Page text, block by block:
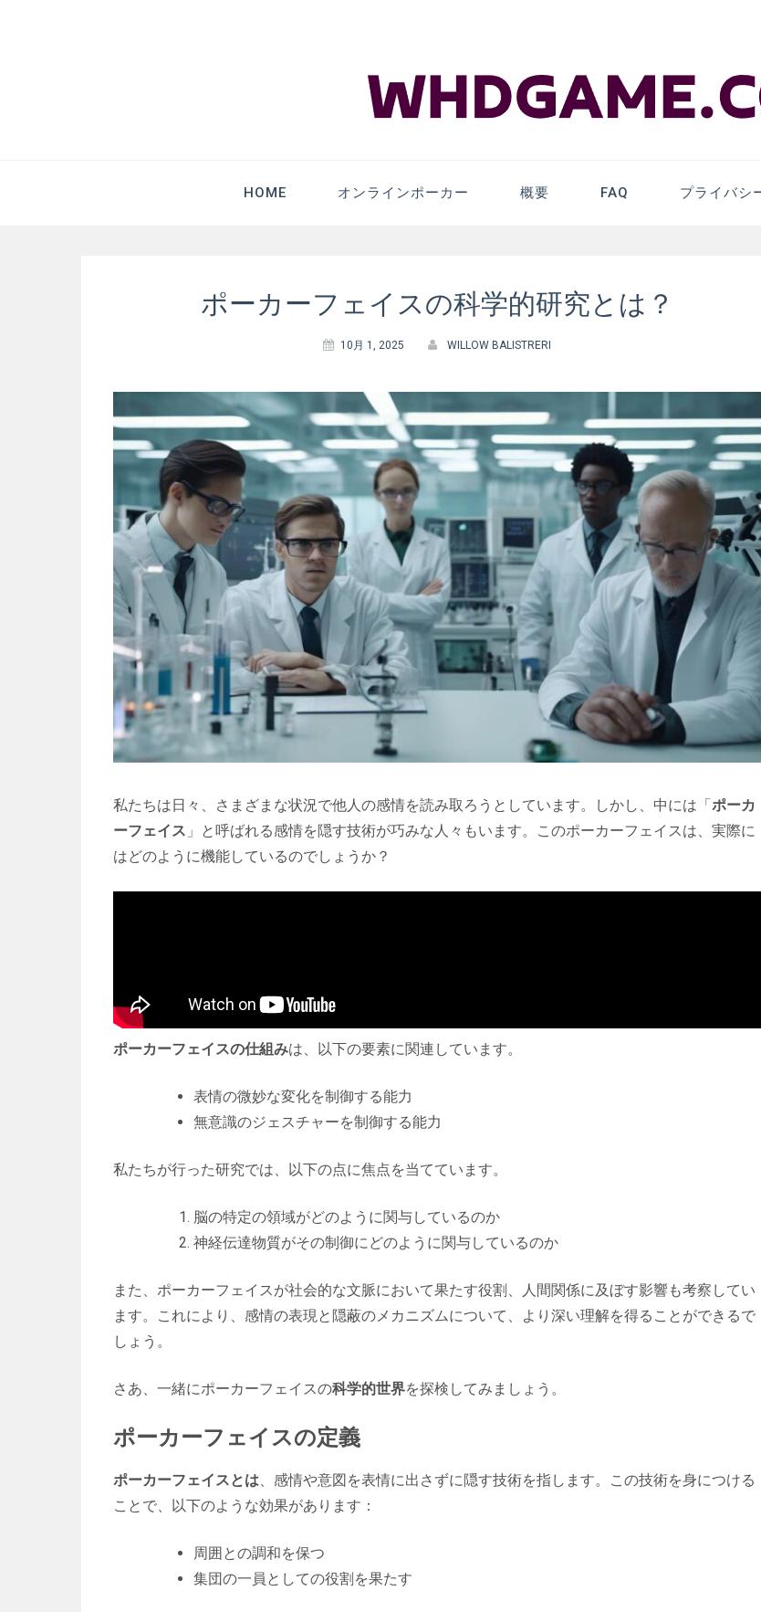
WHDGame.com – Online
HOME オンラインポーカー 概要 FAQ プライバシ
ポーカーフェイスの科学的研究とは？
10月 1, 2025 WILLOW BALISTRERI
私たちは日々、さまざまな状況で他人の感情を読み取ろうとしています。しかし、中には「ポーカ
ーフェイス 」と呼ばれる感情を隠す技術が巧みな人々もいます。このポーカーフェイスは、実際に
はどのように機能しているのでしょうか？
ポーカーフェイスの仕組みは、以下の要素に関連しています。
表情の微妙な変化を制御する能力
無意識のジェスチャーを制御する能力
私たちが行った研究では、以下の点に焦点を当てています。
脳の特定の領域がどのように関与しているのか
神経伝達物質がその制御にどのように関与しているのか
また、ポーカーフェイスが社会的な文脈において果たす役割、人間関係に及ぼす影響も考察してい
ます。これにより、感情の表現と隠蔽のメカニズムについて、より深い理解を得ることができるで
しょう。
さあ、一緒にポーカーフェイスの科学的世界を探検してみましょう。
ポーカーフェイスの定義
ポーカーフェイスとは 、感情や意図を表情に出さずに隠す技術を指します。この技術を身につける
ことで、以下のような効果があります：
周囲との調和を保つ
集団の一員としての役割を果たす